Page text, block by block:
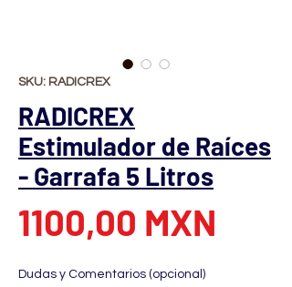
SKU: RADICREX
RADICREX
Estimulador de Raíces
- Garrafa 5 Litros
1100,00 MXN
Dudas y Comentarios (opcional)